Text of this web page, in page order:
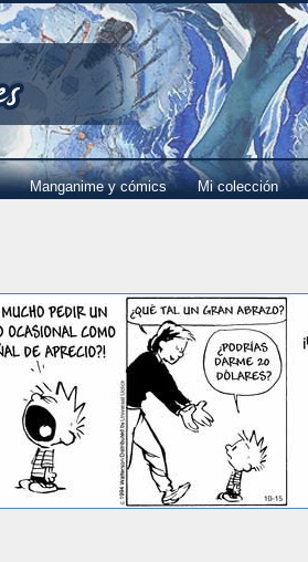
Manganime y cómics Mi colección